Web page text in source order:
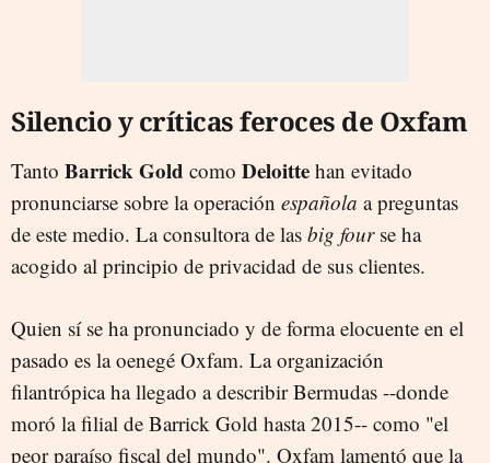
Silencio y críticas feroces de Oxfam
Tanto Barrick Gold como Deloitte han evitado
pronunciarse sobre la operación española a preguntas
de este medio. La consultora de las big fourse ha
acogido al principio de privacidad de sus clientes.
Quien sí se ha pronunciado y de forma elocuente en el
pasado es la oenegé Oxfam. La organización
filantrópica ha llegado a describir Bermudas --donde
moró la filial de Barrick Gold hasta 2015-- como "el
peor paraíso fiscal del mundo". Oxfam lamentó que la